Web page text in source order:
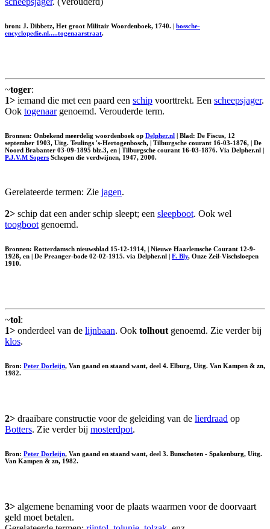
bron: J. Dibbetz, Het groot Militair Woordenboek, 1740. | bossche-
encyclopedie.nl.....togenaarstraat.
~toger:
1> iemand die met een paard een schip voorttrekt. Een scheepsjager.
Ook togenaargenoemd. Verouderde term.
Bronnen: Onbekend meerdelig woordenboek op Delpher.nl | Blad: De Fiscus, 12
september 1903, Uitg. Teulings 's-Hertogenbosch, | Tilburgsche courant 16-03-1876, | De
Noord Brabanter 03-09-1895 blz.3, en | Tilburgsche courant 16-03-1876. Via Delpher.nl |
P.J.V.M Sopers Schepen die verdwijnen, 1947, 2000.
Gerelateerde termen: Zie jagen.
2> schip dat een ander schip sleept; een sleepboot. Ook wel
toogboot genoemd.
Bronnen: Rotterdamsch nieuwsblad 15-12-1914, | Nieuwe Haarlemsche Courant 12-9-
1928, en | De Preanger-bode 02-02-1915. via Delpher.nl | F. Bly, Onze Zeil-Vischsloepen
1910.
~tol:
1> onderdeel van de lijnbaan. Ook tolhout genoemd. Zie verder bij
klos.
Bron: Peter Dorleijn, Van gaand en staand want, deel 4. Elburg, Uitg. Van Kampen & zn,
1982.
2> draaibare constructie voor de geleiding van de lierdraad op
Botters. Zie verder bij mosterdpot.
Bron: Peter Dorleijn, Van gaand en staand want, deel 3. Bunschoten - Spakenburg, Uitg.
Van Kampen & zn, 1982.
3> algemene benaming voor de plaats waarmen voor de doorvaart
geld moet betalen.